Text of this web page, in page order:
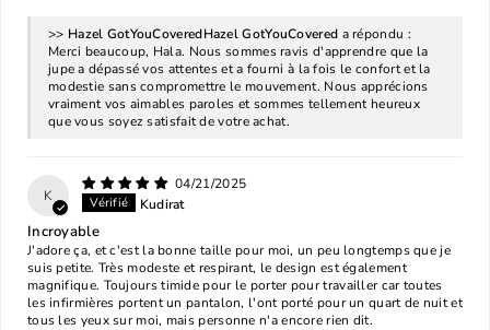
>> Hazel GotYouCovered a répondu :
Merci beaucoup, Hala. Nous sommes ravis d'apprendre que la
jupe a dépassé vos attentes et a fourni à la fois le confort et la
modestie sans compromettre le mouvement. Nous apprécions
vraiment vos aimables paroles et sommes tellement heureux
que vous soyez satisfait de votre achat.
K
04/21/2025
Kudirat
Incroyable
J'adore ça, et c'est la bonne taille pour moi, un peu longtemps que je
suis petite. Très modeste et respirant, le design est également
magnifique. Toujours timide pour le porter pour travailler car toutes
les infirmières portent un pantalon, l'ont porté pour un quart de nuit et
tous les yeux sur moi, mais personne n'a encore rien dit.